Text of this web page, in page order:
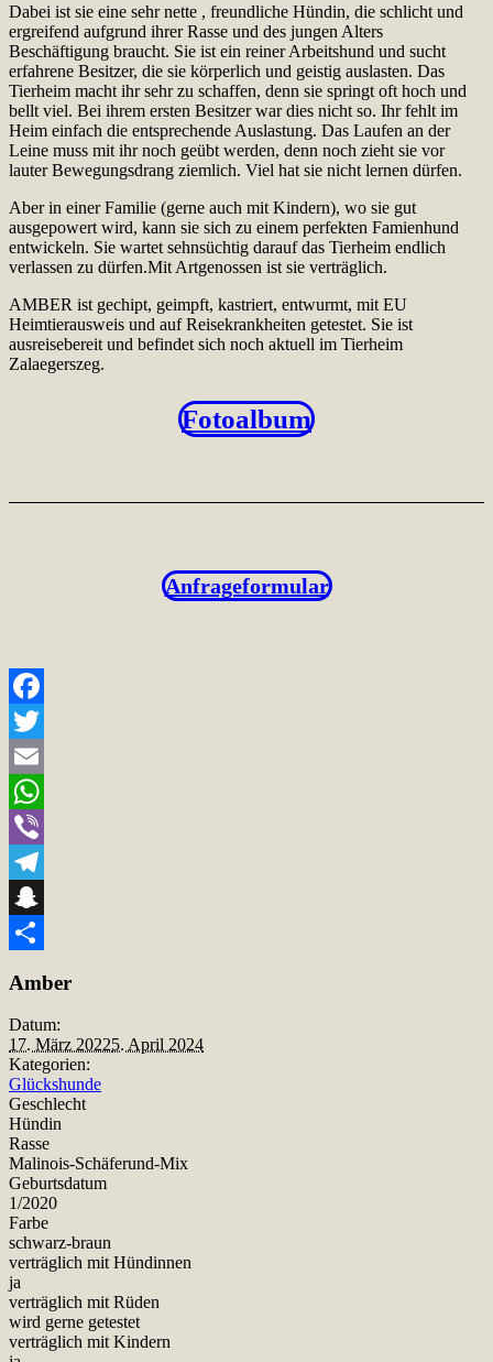
Dabei ist sie eine sehr nette , freundliche Hündin, die schlicht und
ergreifend aufgrund ihrer Rasse und des jungen Alters
Beschäftigung braucht. Sie ist ein reiner Arbeitshund und sucht
erfahrene Besitzer, die sie körperlich und geistig auslasten. Das
Tierheim macht ihr sehr zu schaffen, denn sie springt oft hoch und
bellt viel. Bei ihrem ersten Besitzer war dies nicht so. Ihr fehlt im
Heim einfach die entsprechende Auslastung. Das Laufen an der
Leine muss mit ihr noch geübt werden, denn noch zieht sie vor
lauter Bewegungsdrang ziemlich. Viel hat sie nicht lernen dürfen.
Aber in einer Familie (gerne auch mit Kindern), wo sie gut
ausgepowert wird, kann sie sich zu einem perfekten Famienhund
entwickeln. Sie wartet sehnsüchtig darauf das Tierheim endlich
verlassen zu dürfen.Mit Artgenossen ist sie verträglich.
AMBER ist gechipt, geimpft, kastriert, entwurmt, mit EU
Heimtierausweis und auf Reisekrankheiten getestet. Sie ist
ausreisebereit und befindet sich noch aktuell im Tierheim
Zalaegerszeg.
Fotoalbum
Anfrageformular
Facebook
Twitter
Email
WhatsApp
Viber
Telegram
Snapchat
Amber
Datum:
17. März 20225. April 2024
Kategorien:
Glückshunde
Geschlecht
Hündin
Rasse
Malinois-Schäferund-Mix
Geburtsdatum
1/2020
Farbe
schwarz-braun
verträglich mit Hündinnen
ja
verträglich mit Rüden
wird gerne getestet
verträglich mit Kindern